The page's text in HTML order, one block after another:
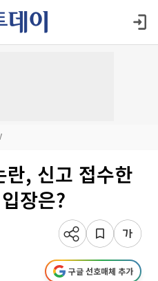
란, 신고 접수한
장은?
구글 선호매체 추가